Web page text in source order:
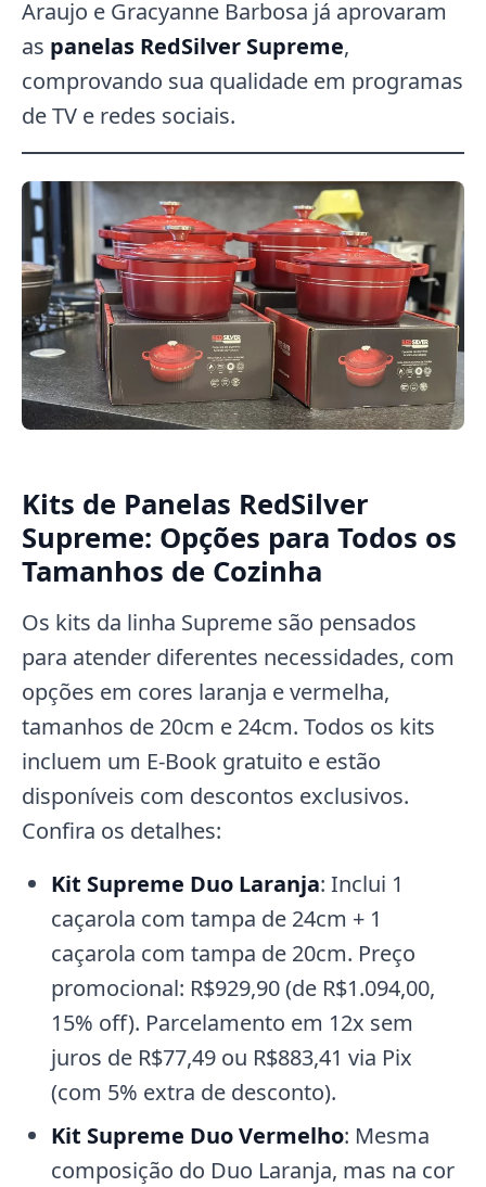
Araujo e Gracyanne Barbosa já aprovaram
as panelas RedSilver Supreme,
comprovando sua qualidade em programas
de TV e redes sociais.
Kits de Panelas RedSilver
Supreme: Opções para Todos os
Tamanhos de Cozinha
Os kits da linha Supreme são pensados
para atender diferentes necessidades, com
opções em cores laranja e vermelha,
tamanhos de 20cm e 24cm. Todos os kits
incluem um E-Book gratuito e estão
disponíveis com descontos exclusivos.
Confira os detalhes:
Kit Supreme Duo Laranja: Inclui 1
caçarola com tampa de 24cm + 1
caçarola com tampa de 20cm. Preço
promocional: R$929,90 (de R$1.094,00,
15% off). Parcelamento em 12x sem
juros de R$77,49 ou R$883,41 via Pix
(com 5% extra de desconto).
Kit Supreme Duo Vermelho: Mesma
composição do Duo Laranja, mas na cor